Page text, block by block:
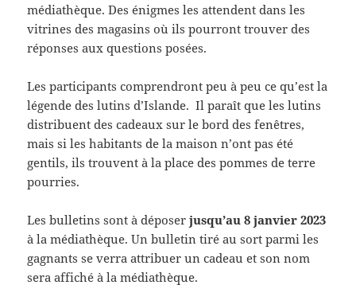
médiathèque. Des énigmes les attendent dans les
vitrines des magasins où ils pourront trouver des
réponses aux questions posées.
Les participants comprendront peu à peu ce qu’est la
légende des lutins d’Islande. Il paraît que les lutins
distribuent des cadeaux sur le bord des fenêtres,
mais si les habitants de la maison n’ont pas été
gentils, ils trouvent à la place des pommes de terre
pourries.
Les bulletins sont à déposerjusqu’au 8 janvier 2023
à la médiathèque. Un bulletin tiré au sort parmi les
gagnants se verra attribuer un cadeau et son nom
sera affiché à la médiathèque.